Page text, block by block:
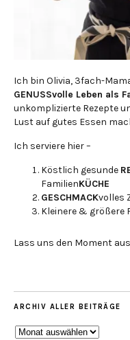
Ich bin Olivia, 3fach-
GENUSSvolle Leben als
unkomplizierte Rezepte
Lust auf gutes Essen
Ich serviere hier –
Köstlich gesunde
FamilienKÜCHE
GESCHMACKvolles
Kleinere & größere
Lass uns den Moment aus
ARCHIV ALLER BEITRÄGE
ARCHIV